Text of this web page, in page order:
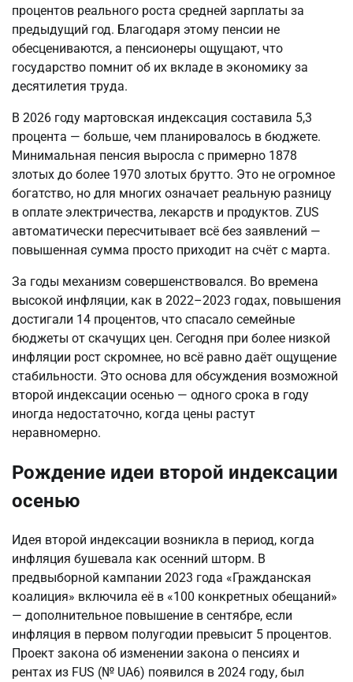
процентов реального роста средней зарплаты за
предыдущий год. Благодаря этому пенсии не
обесцениваются, а пенсионеры ощущают, что
государство помнит об их вкладе в экономику за
десятилетия труда.
В 2026 году мартовская индексация составила 5,3
процента — больше, чем планировалось в бюджете.
Минимальная пенсия выросла с примерно 1878
злотых до более 1970 злотых брутто. Это не огромное
богатство, но для многих означает реальную разницу
в оплате электричества, лекарств и продуктов. ZUS
автоматически пересчитывает всё без заявлений —
повышенная сумма просто приходит на счёт с марта.
За годы механизм совершенствовался. Во времена
высокой инфляции, как в 2022–2023 годах, повышения
достигали 14 процентов, что спасало семейные
бюджеты от скачущих цен. Сегодня при более низкой
инфляции рост скромнее, но всё равно даёт ощущение
стабильности. Это основа для обсуждения возможной
второй индексации осенью — одного срока в году
иногда недостаточно, когда цены растут
неравномерно.
Рождение идеи второй индексации
осенью
Идея второй индексации возникла в период, когда
инфляция бушевала как осенний шторм. В
предвыборной кампании 2023 года «Гражданская
коалиция» включила её в «100 конкретных обещаний»
— дополнительное повышение в сентябре, если
инфляция в первом полугодии превысит 5 процентов.
Проект закона об изменении закона о пенсиях и
рентах из FUS (№ UA6) появился в 2024 году, был